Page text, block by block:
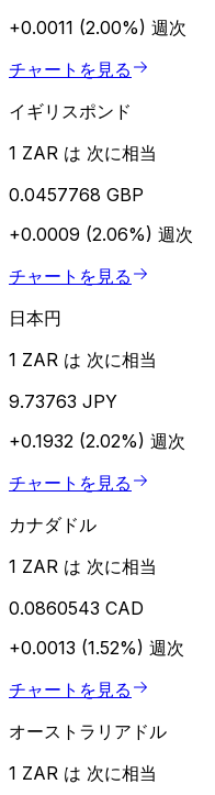
+0.0011 (2.00%) 週次
チャートを見る
イギリスポンド
1 ZAR は 次に相当
0.0457768 GBP
+0.0009 (2.06%) 週次
チャートを見る
日本円
1 ZAR は 次に相当
9.73763 JPY
+0.1932 (2.02%) 週次
チャートを見る
カナダドル
1 ZAR は 次に相当
0.0860543 CAD
+0.0013 (1.52%) 週次
チャートを見る
オーストラリアドル
1 ZAR は 次に相当